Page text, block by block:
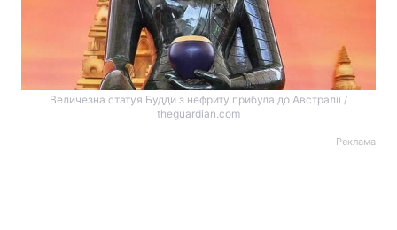
Величезна статуя Будди з нефриту прибула до Австралії /
theguardian.com
Реклама